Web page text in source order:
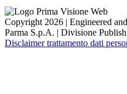
Copyright 2026 | Engineered
Parma S.p.A. | Divisione
Disclaimer trattamento dati